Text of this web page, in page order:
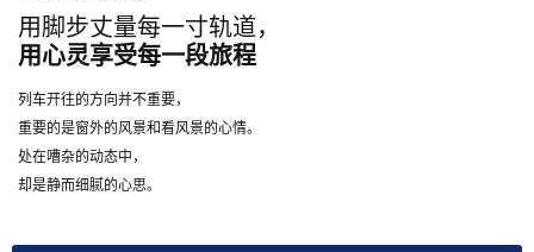
用脚步丈量每一寸轨道，
用心灵享受每一段旅程
列车开往的方向并不重要，
重要的是窗外的风景和看风景的心情。
处在嘈杂的动态中，
却是静而细腻的心思。